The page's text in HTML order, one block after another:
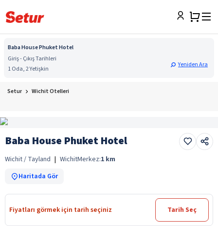
Baba House Phuket Hotel
Giriş - Çıkış Tarihleri
1 Oda, 2 Yetişkin
Yeniden Ara
Setur Wichit Otelleri
Baba House Phuket Hotel
Wichit / Tayland | WichitMerkez:1 km
Haritada Gör
Fiyatları görmek için tarih seçiniz Tarih Seç